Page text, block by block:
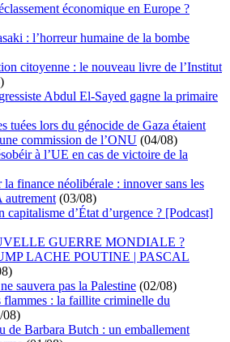
économique en Europe ?
: l’horreur humaine de la bombe
citoyenne : le nouveau livre de l’Institut
Abdul El-Sayed gagne la primaire
tuées lors du génocide de Gaza étaient
commission de l’ONU (04/08)
à l’UE en cas de victoire de la
finance néolibérale : innover sans les
autrement (03/08)
capitalisme d’État d’urgence ? [Podcast]
GUERRE MONDIALE ?
LACHE POUTINE | PASCAL
sauvera pas la Palestine (02/08)
flammes : la faillite criminelle du
08)
de Barbara Butch : un emballement